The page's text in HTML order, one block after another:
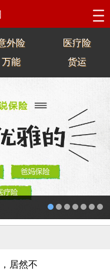
外险
医疗险
万能 货运
居然不